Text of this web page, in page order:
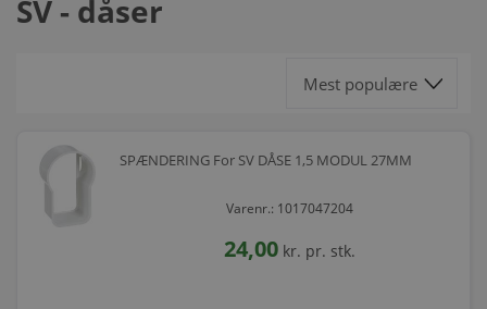
SV - dåser
SPÆNDERING For SV DÅSE 1,5 MODUL 27MM
Varenr.: 1017047204
24,00 kr. pr. stk.